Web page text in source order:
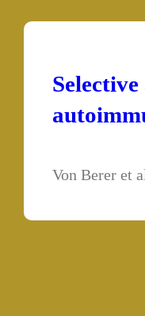
Von Berer et